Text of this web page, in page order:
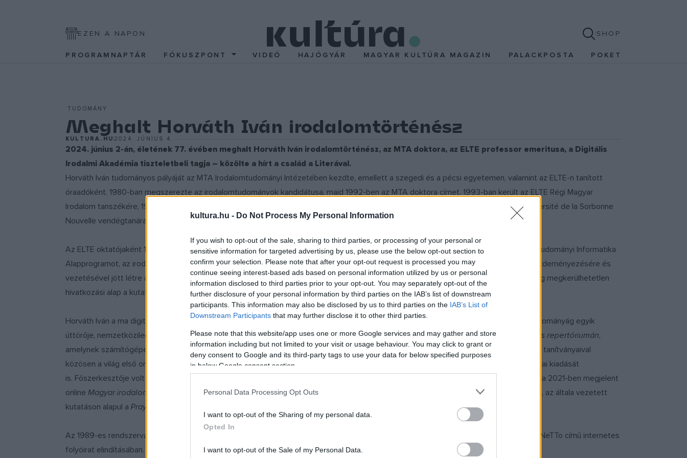
kultura.hu - Do Not Process My Personal Information
If you wish to opt-out of the sale, sharing to third parties, or processing of your personal or
sensitive information for targeted advertising by us, please use the below opt-out section to
confirm your selection. Please note that after your opt-out request is processed you may
continue seeing interest-based ads based on personal information utilized by us or personal
information disclosed to third parties prior to your opt-out. You may separately opt-out of the
further disclosure of your personal information by third parties on the IAB’s list of downstream
participants. This information may also be disclosed by us to third parties on the IAB’s List of
Downstream Participants that may further disclose it to other third parties.
Please note that this website/app uses one or more Google services and may gather and store
information including but not limited to your visit or usage behaviour. You may click to grant or
deny consent to Google and its third-party tags to use your data for below specified purposes
in below Google consent section.
Personal Data Processing Opt Outs
I want to opt-out of the Sharing of my personal data.
Opted In
I want to opt-out of the Sale of my Personal Data.
EZEN A NAPON SHOP
PROGRAMNAPTÁR FÓKUSZPONT VIDEÓ HAJÓGYÁR MAGYAR KULTÚRA MAGAZIN PALACKPOSTA POKET
TUDOMÁNY
Meghalt Horváth Iván irodalomtörténész
KULTURA.HU 2024. JÚNIUS 4.
2024. június 2-án, életének 77. évében meghalt Horváth Iván irodalomtörténész, az MTA doktora, az ELTE professor emeritusa, a Digitális
Irodalmi Akadémia tiszteletbeli tagja – közölte a hírt a család a Literával.
Horváth Iván tudományos pályáját az MTA Irodalomtudományi Intézetében kezdte, emellett a szegedi és a pécsi egyetemen, valamint az ELTE-n tanított
óraadóként. 1980-ban megszerezte az irodalomtudományok kandidátusa, majd 1992-ben az MTA doktora címet. 1993-ban került az ELTE Régi Magyar
Irodalom tanszékére, 1995-től habilitált egyetemi tanár, 2002 és 2009 között tanszékvezető volt. 2000 és 2002 között a párizsi Université de la Sorbonne
Nouvelle vendégtanáraként tanított magyar irodalmat.
Az ELTE oktatójaként 1993-ban megalakította a Reneszánszkutatások Posztgraduális Központját (CHER), majd 1998-ban a Bölcsészettudományi Informatika
Alapprogramot, az irodalmi szövegek számítógépes feldolgozásának első magyarországi kutatóhelyét és oktatási központját. Az ő kezdeményezésére és
vezetésével jött létre a Reneszánsz tanulmányok interdiszciplináris mesterszak az ELTE-n. Balassi Bálintról írott monográfiája a mai napig megkerülhetetlen
hivatkozási alap a kutatók számára.
Horváth Iván a ma digitális bölcsészetnek hívott, általa még a kilencvenes években bölcsészettudományi informatikának elnevezett tudományág egyik
úttörője, nemzetközileg is meghatározó szakértője volt. Kutatócsoportjával 1976-ban kezdett el dolgozni Szegeden aRégi magyar vers repertóriumán,
amelynek számítógépes változata (1979), majd internetes változata (1993) a világ első ilyen jellegű adatbázisa volt. Szintén ő készítette tanítványaival
közösen a világ első online kritikai kiadását Balassi Bálint verseiből (1993), később József Attila prózai munkáinak mértékadó online kritikai kiadását
is. Főszerkesztője volt a nyomtatásban 2007-ben megjelen
című kézikönyv hálózati változatának, majd a 2021-ben megjelent
online Magyar irodalomtörténet
nek. Horváth Iván élete utolsó évtizedében új irányt adott az ómagyar szövegemlékek értelmezésének, az általa vezetett
kutatáson alapul a Pray-kódex
Az 1989-es rendszerváltáskor a
című irodalmi és társadalmi havilap egyik alapító szerkesztője volt, 1995-ben részt vett az INteRNeTTo című internetes
folyóirat elindításában.